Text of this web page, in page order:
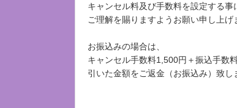
キャンセル料及び手数料を設定する事
ご理解を賜りますようお願い申し上げ
お振込みの場合は、
キャンセル手数料1,500円＋振込手数
引いた金額をご返金（お振込み）致し